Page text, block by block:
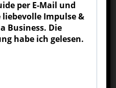
per E-Mail und
Impulse &
Business. Die
habe ich gelesen.